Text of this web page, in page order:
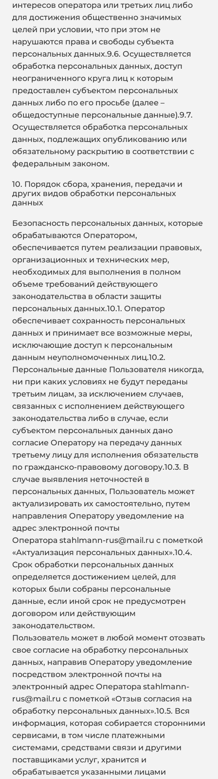
интересов оператора или третьих лиц либо
для достижения общественно значимых
целей при условии, что при этом не
нарушаются права и свободы субъекта
персональных данных.9.6. Осуществляется
обработка персональных данных, доступ
неограниченного круга лиц к которым
предоставлен субъектом персональных
данных либо по его просьбе (далее –
общедоступные персональные данные).9.7.
Осуществляется обработка персональных
данных, подлежащих опубликованию или
обязательному раскрытию в соответствии с
федеральным законом.
10. Порядок сбора, хранения, передачи и
других видов обработки персональных
данных
Безопасность персональных данных, которые
обрабатываются Оператором,
обеспечивается путем реализации правовых,
организационных и технических мер,
необходимых для выполнения в полном
объеме требований действующего
законодательства в области защиты
персональных данных.10.1. Оператор
обеспечивает сохранность персональных
данных и принимает все возможные меры,
исключающие доступ к персональным
данным неуполномоченных лиц.10.2.
Персональные данные Пользователя никогда,
ни при каких условиях не будут переданы
третьим лицам, за исключением случаев,
связанных с исполнением действующего
законодательства либо в случае, если
субъектом персональных данных дано
согласие Оператору на передачу данных
третьему лицу для исполнения обязательств
по гражданско-правовому договору.10.3. В
случае выявления неточностей в
персональных данных, Пользователь может
актуализировать их самостоятельно, путем
направления Оператору уведомление на
адрес электронной почты
Оператора stahlmann-rus@mail.ru с пометкой
«Актуализация персональных данных».10.4.
Срок обработки персональных данных
определяется достижением целей, для
которых были собраны персональные
данные, если иной срок не предусмотрен
договором или действующим
законодательством.
Пользователь может в любой момент отозвать
свое согласие на обработку персональных
данных, направив Оператору уведомление
посредством электронной почты на
электронный адрес Оператора stahlmann-
rus@mail.ru с пометкой «Отзыв согласия на
обработку персональных данных».10.5. Вся
информация, которая собирается сторонними
сервисами, в том числе платежными
системами, средствами связи и другими
поставщиками услуг, хранится и
обрабатывается указанными лицами